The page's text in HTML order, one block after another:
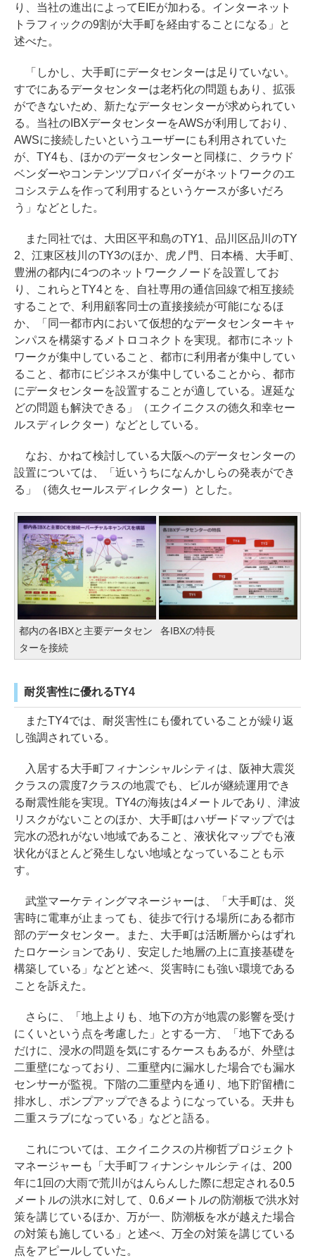
り、当社の進出によってEIEが加わる。インターネット
トラフィックの9割が大手町を経由することになる」と
述べた。
「しかし、大手町にデータセンターは足りていない。
すでにあるデータセンターは老朽化の問題もあり、拡張
ができないため、新たなデータセンターが求められてい
る。当社のIBXデータセンターをAWSが利用しており、
AWSに接続したいというユーザーにも利用されていた
が、TY4も、ほかのデータセンターと同様に、クラウド
ベンダーやコンテンツプロバイダーがネットワークのエ
コシステムを作って利用するというケースが多いだろ
う」などとした。
また同社では、大田区平和島のTY1、品川区品川のTY
2、江東区枝川のTY3のほか、虎ノ門、日本橋、大手町、
豊洲の都内に4つのネットワークノードを設置してお
り、これらとTY4とを、自社専用の通信回線で相互接続
することで、利用顧客同士の直接接続が可能になるほ
か、「同一都市内において仮想的なデータセンターキャ
ンパスを構築するメトロコネクトを実現。都市にネット
ワークが集中していること、都市に利用者が集中してい
ること、都市にビジネスが集中していることから、都市
にデータセンターを設置することが適している。遅延な
どの問題も解決できる」（エクイニクスの徳久和幸セー
ルスディレクター）などとしている。
なお、かねて検討している大阪へのデータセンターの
設置については、「近いうちになんかしらの発表ができ
る」（徳久セールスディレクター）とした。
都内の各IBXと主要データセン
ターを接続
各IBXの特長
耐災害性に優れるTY4
またTY4では、耐災害性にも優れていることが繰り返
し強調されている。
入居する大手町フィナンシャルシティは、阪神大震災
クラスの震度7クラスの地震でも、ビルが継続運用でき
る耐震性能を実現。TY4の海抜は4メートルであり、津波
リスクがないことのほか、大手町はハザードマップでは
完水の恐れがない地域であること、液状化マップでも液
状化がほとんど発生しない地域となっていることも示
す。
武堂マーケティングマネージャーは、「大手町は、災
害時に電車が止まっても、徒歩で行ける場所にある都市
部のデータセンター。また、大手町は活断層からはずれ
たロケーションであり、安定した地層の上に直接基礎を
構築している」などと述べ、災害時にも強い環境である
ことを訴えた。
さらに、「地上よりも、地下の方が地震の影響を受け
にくいという点を考慮した」とする一方、「地下である
だけに、浸水の問題を気にするケースもあるが、外壁は
二重壁になっており、二重壁内に漏水した場合でも漏水
センサーが監視。下階の二重壁内を通り、地下貯留槽に
排水し、ポンプアップできるようになっている。天井も
二重スラブになっている」などと語る。
これについては、エクイニクスの片柳哲プロジェクト
マネージャーも「大手町フィナンシャルシティは、200
年に1回の大雨で荒川がはんらんした際に想定される0.5
メートルの洪水に対して、0.6メートルの防潮板で洪水対
策を講じているほか、万が一、防潮板を水が越えた場合
の対策も施している」と述べ、万全の対策を講じている
点をアピールしていた。